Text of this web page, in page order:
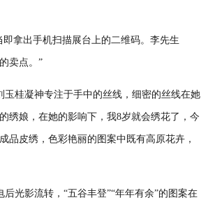
拿出手机扫描展台上的二维码。李先生
卖点。”
桂凝神专注于手中的丝线，细密的丝线在她
绣娘，在她的影响下，我8岁就会绣花了，今
品皮绣，色彩艳丽的图案中既有高原花卉，
光影流转，“五谷丰登”“年年有余”的图案在